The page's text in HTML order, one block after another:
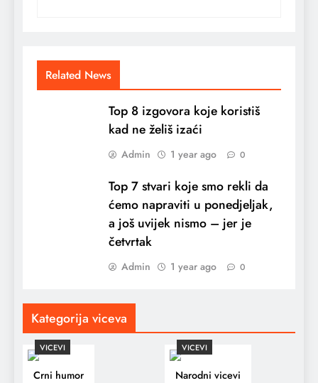
Related News
Top 8 izgovora koje koristiš
kad ne želiš izaći
Admin 1 year ago 0
Top 7 stvari koje smo rekli da
ćemo napraviti u ponedjeljak,
a još uvijek nismo – jer je
četvrtak
Admin 1 year ago 0
Kategorija viceva
VICEVI
Crni humor
VICEVI
Narodni vicevi